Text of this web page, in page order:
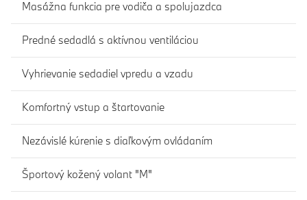
Masážna funkcia pre vodiča a spolujazdca
Predné sedadlá s aktívnou ventiláciou
Vyhrievanie sedadiel vpredu a vzadu
Komfortný vstup a štartovanie
Nezávislé kúrenie s diaľkovým ovládaním
Športový kožený volant "M"